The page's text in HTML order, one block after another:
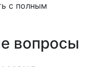
с полным
вопросы